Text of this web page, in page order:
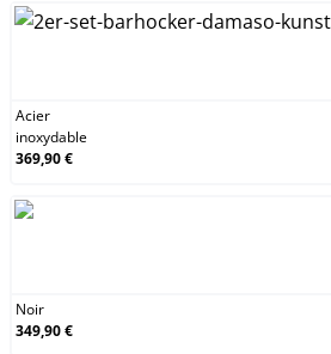
Acier
inoxydable
369,90 €
Noir
349,90 €